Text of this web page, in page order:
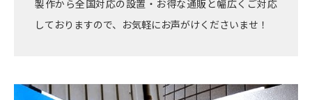
製作から全国対応の設置・お得な通販と幅広くご対応
しておりますので、お気軽にお声がけくださいませ！